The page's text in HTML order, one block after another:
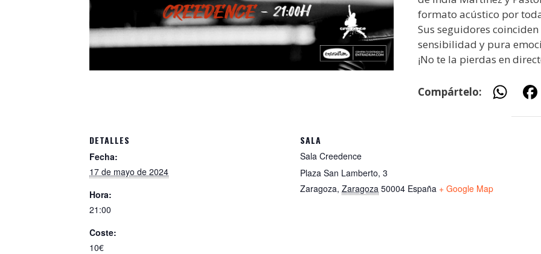
formato acústico por
Sus seguidores
sensibilidad y pura
¡No te la pierdas en
Compártelo: W
h
DETALLES
Fecha:
17 de mayo de 2024
Hora:
21:00
Coste:
10€
SALA
Sala Creedence
Plaza San Lamberto, 3
Zaragoza, Zaragoza 50004 España + Google Map